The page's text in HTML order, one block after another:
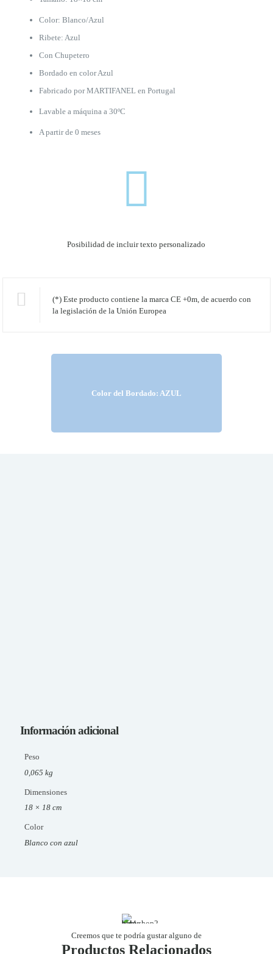
Color: Blanco/Azul
Ribete: Azul
Con Chupetero
Bordado en color Azul
Fabricado por MARTIFANEL en Portugal
Lavable a máquina a 30ºC
A partir de 0 meses
Posibilidad de incluir texto personalizado
(*) Este producto contiene la marca CE +0m, de acuerdo con
la legislación de la Unión Europea
Color del Bordado: AZUL
Información adicional
Peso
0,065 kg
Dimensiones
18 × 18 cm
Color
Blanco con azul
Productos Relacionados
Creemos que te podría gustar alguno de